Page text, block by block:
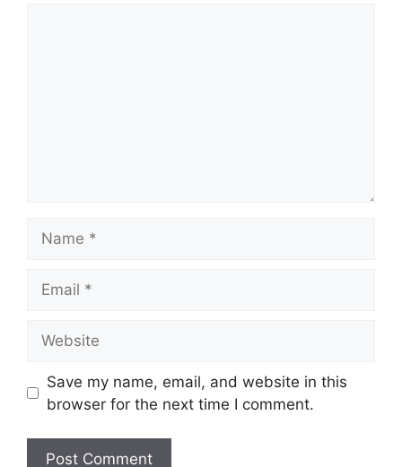
Save my name, email, and website in this
browser for the next time I comment.